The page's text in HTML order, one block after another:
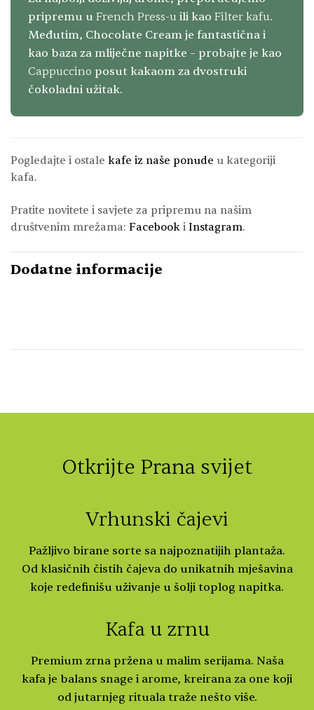
pripremu u French Press-u ili kao Filter kafu.
Međutim, Chocolate Cream je fantastična i
kao baza za mliječne napitke – probajte je kao
Cappuccino posut kakaom za dvostruki
čokoladni užitak.
Pogledajte i ostale kafe iz naše ponude u kategoriji
kafa.
Pratite novitete i savjete za pripremu na našim
društvenim mrežama: Facebook i Instagram.
Dodatne informacije
Otkrijte Prana svijet
Vrhunski čajevi
Pažljivo birane sorte sa najpoznatijih plantaža.
Od klasičnih čistih čajeva do unikatnih mješavina
koje redefinišu uživanje u šolji toplog napitka.
Kafa u zrnu
Premium zrna pržena u malim serijama. Naša
kafa je balans snage i arome, kreirana za one koji
od jutarnjeg rituala traže nešto više.